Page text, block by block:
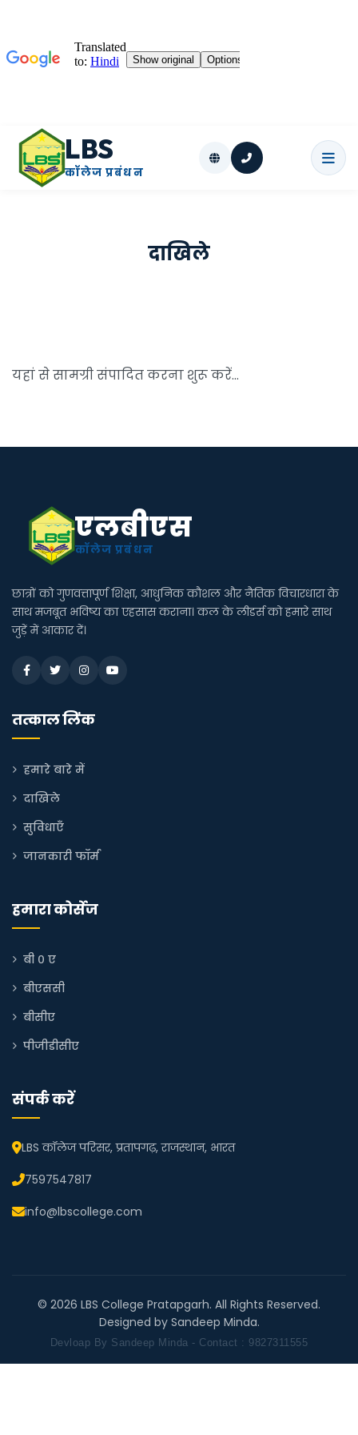
LBS
कॉलेज प्रबंधन
दाखिले
यहां से सामग्री संपादित करना शुरू करें...
एलबीएस
कॉलेज प्रबंधन
छात्रों को गुणवत्तापूर्ण शिक्षा, आधुनिक कौशल और नैतिक विचारधारा के
साथ मजबूत भविष्य का एहसास कराना। कल के लीडर्स को हमारे साथ
जुड़ें में आकार दें।
तत्काल लिंक
हमारे बारे में
दाखिले
सुविधाएँ
जानकारी फॉर्म
हमारा कोर्सेज
बी ० ए
बीएससी
बीसीए
पीजीडीसीए
संपर्क करें
LBS कॉलेज परिसर, प्रतापगढ़, राजस्थान, भारत
7597547817
info@lbscollege.com
© 2026 LBS College Pratapgarh. All Rights Reserved.
Designed by Sandeep Minda.
Devloap By Sandeep Minda - Contact : 9827311555